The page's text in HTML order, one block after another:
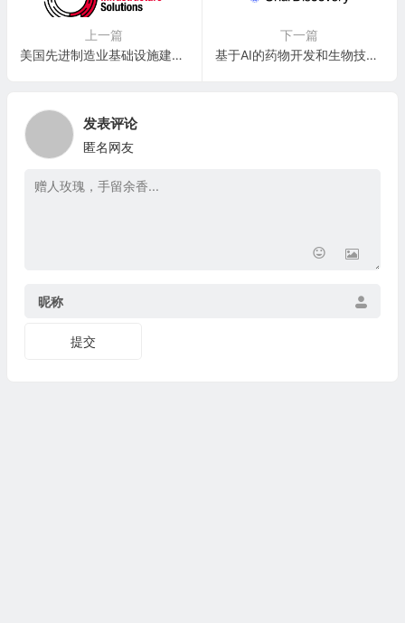
上一篇
美国先进制造业基础设施建设公司：Diamond Infrastructure Solutions
下一篇
基于AI的药物开发和生物技术公司：Chai Discovery
发表评论
匿名网友
昵称